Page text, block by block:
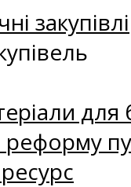
закупівлі
для